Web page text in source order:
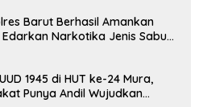
Barut Berhasil Amankan
Narkotika Jenis Sabu
1945 di HUT ke-24 Mura,
Andil Wujudkan